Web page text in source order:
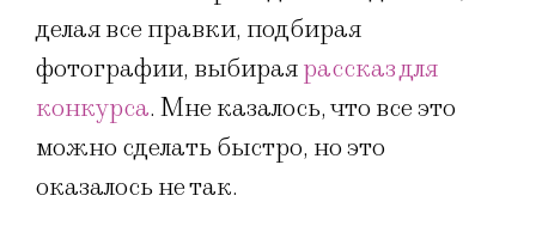
делая все правки, подбирая
фотографии, выбираярассказ для
конкурса. Мне казалось, что все это
можно сделать быстро, но это
оказалось не так.